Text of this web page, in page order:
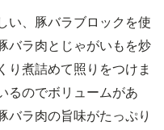
い、豚バラブロックを使
バラ肉とじゃがいもを炒
り煮詰めて照りをつけま
るのでボリュームがあ
バラ肉の旨味がたっぷり